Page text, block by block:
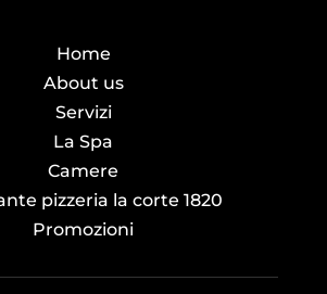
Home
About us
Servizi
La Spa
Camere
pizzeria la corte 1820
Promozioni